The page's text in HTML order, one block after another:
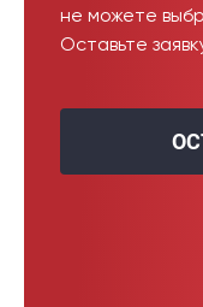
не можете
Оставьте